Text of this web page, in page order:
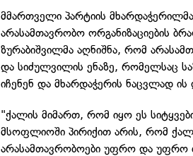
მმართველი პარტიის
არასამთავრობო ორგანიზაციების
ზურაბიშვილმა აღნიშნა, რომ
და სიძულვილის ენაზე, რომელსაც
იჩენენ და მხარდაჭერის ნაცვლად ის
"ქალის მიმართ, რომ იყო ეს
მსოფლიოში პირიქით არის, რომ
არასამთავრობოები უფრო და უფრო